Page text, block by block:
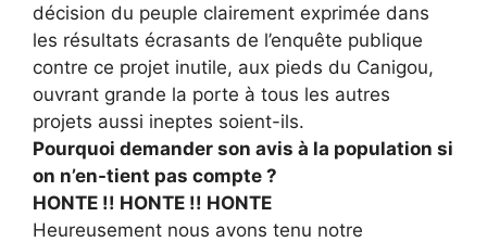
décision du peuple clairement exprimée dans
les résultats écrasants de l’enquête publique
contre ce projet inutile, aux pieds du Canigou,
ouvrant grande la porte à tous les autres
projets aussi ineptes soient-ils.
Pourquoi demander son avis à la population si
on n’en-tient pas compte ?
HONTE !! HONTE !! HONTE
Heureusement nous avons tenu notre